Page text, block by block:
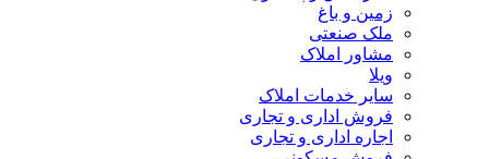
زمین و باغ
ملک صنعتی
مشاور املاک
ویلا
سایر خدمات املاک
فروش اداری و تجاری
اجاره اداری و تجاری